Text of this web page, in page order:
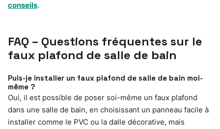
conseils.
FAQ – Questions fréquentes sur le
faux plafond de salle de bain
Puis-je installer un faux plafond de salle de bain moi-
même ?
Oui, il est possible de poser soi-même un faux plafond
dans une salle de bain, en choisissant un panneau facile à
installer comme le PVC ou la dalle décorative, mais